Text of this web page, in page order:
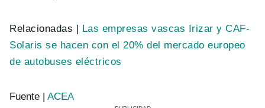
Relacionadas | Las empresas vascas Irizar y CAF-
Solaris se hacen con el 20% del mercado europeo
de autobuses eléctricos
Fuente | ACEA